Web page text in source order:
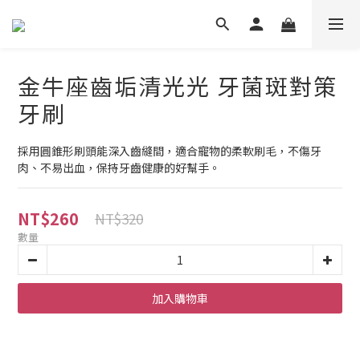
金牛座齒垢清光光 牙菌斑對策
牙刷
採用圓錐形刷頭能深入齒縫間，適合寵物的柔軟刷毛，不傷牙
肉、不易出血，保持牙齒健康的好幫手。
NT$260 NT$320
數量
加入購物車